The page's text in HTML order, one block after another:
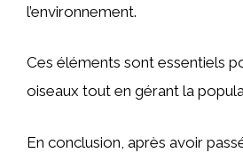
l’environnement.
Ces éléments sont essentiels
oiseaux tout en gérant la
En conclusion, après avoir